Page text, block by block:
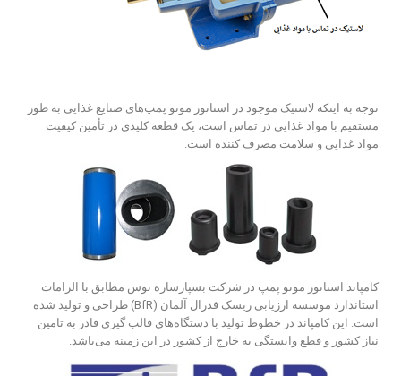
توجه به اینکه لاستیک موجود در استاتور مونو پمپ‌های صنایع غذایی به طور
مستقیم با مواد غذایی در تماس است، یک قطعه کلیدی در تأمین کیفیت
مواد غذایی و سلامت مصرف کننده است.
کامپاند استاتور مونو پمپ در شرکت بسپارسازه توس مطابق با الزامات
استاندارد موسسه ارزیابی ریسک فدرال آلمان (BfR) طراحی و تولید شده
است. این کامپاند در خطوط تولید با دستگاه‌های قالب گیری قادر به تامین
نیاز کشور و قطع وابستگی به خارج از کشور در این زمینه می‌باشد.